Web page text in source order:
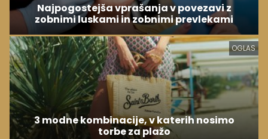
Najpogostejša vprašanja v povezavi z
zobnimi luskami in zobnimi prevlekami
OGLAS
3 modne kombinacije, v katerih nosimo
torbe za plažo